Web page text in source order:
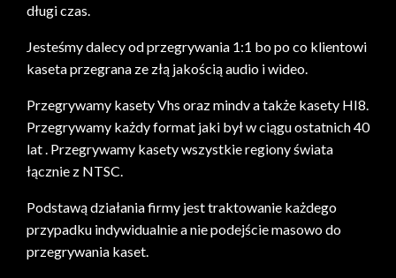
długi czas.
Jesteśmy dalecy od przegrywania 1:1 bo po co klientowi
kaseta przegrana ze złą jakością audio i wideo.
Przegrywamy kasety Vhs oraz mindv a także kasety HI8.
Przegrywamy każdy format jaki był w ciągu ostatnich 40
lat . Przegrywamy kasety wszystkie regiony świata
łącznie z NTSC.
Podstawą działania firmy jest traktowanie każdego
przypadku indywidualnie a nie podejście masowo do
przegrywania kaset.